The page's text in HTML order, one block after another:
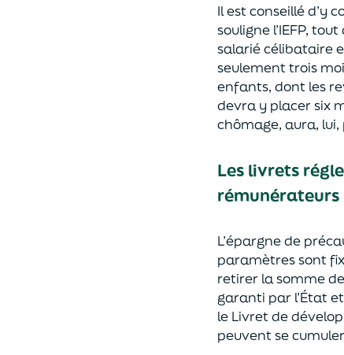
Il est conseillé d’y
souligne l’IEFP,
salarié célibataire
seulement trois
enfants, dont les
devra y placer six
chômage, aura,
Les livrets
rémunérateurs
L’épargne de
paramètres sont
retirer la somme
garanti par l’État
le Livret de
peuvent se